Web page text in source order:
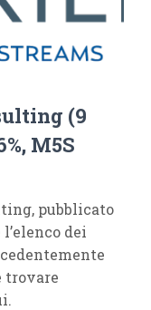
(9
M5S
pubblicato
dei
trovare